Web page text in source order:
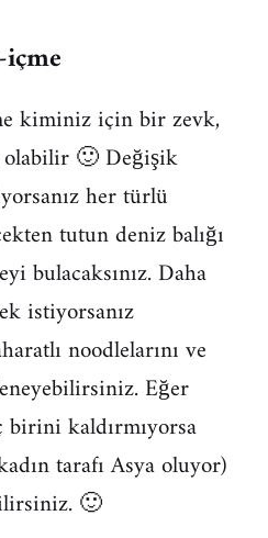
içme
kiminiz için bir zevk,
🙂 Değişik
her türlü
tutun deniz balığı
bulacaksınız. Daha
istiyorsanız
noodlelarını ve
Eğer
kaldırmıyorsa
tarafı Asya oluyor)
🙂